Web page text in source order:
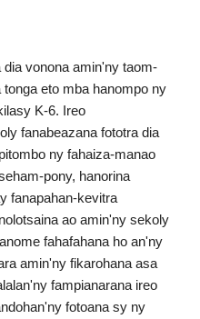
vonona amin'ny taom-
eto mba hanompo ny
K-6. Ireo
fanabeazana fototra dia
ny fahaiza-manao
pony, hanorina
fanapahan-kevitra
ao amin'ny sekoly
fahafahana ho an'ny
amin'ny fikarohana asa
fampianarana ireo
fotoana sy ny